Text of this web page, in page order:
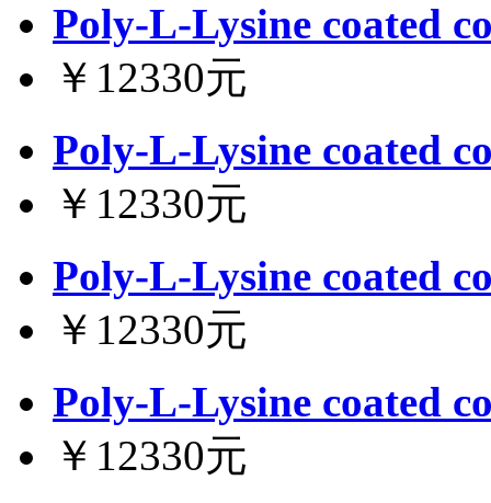
Poly-L-Lysine coated
￥12330元
Poly-L-Lysine coated
￥12330元
Poly-L-Lysine coated
￥12330元
Poly-L-Lysine coated
￥12330元